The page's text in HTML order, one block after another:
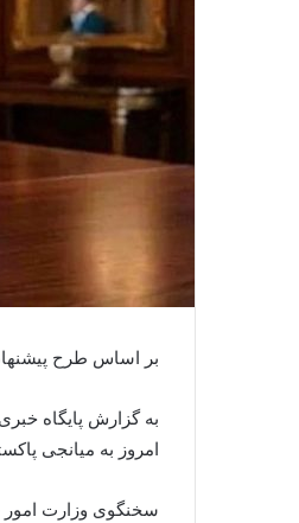
بر اساس طرح
به گزارش پایگاه
امروز به میانجی
سخنگوی وزارت امور